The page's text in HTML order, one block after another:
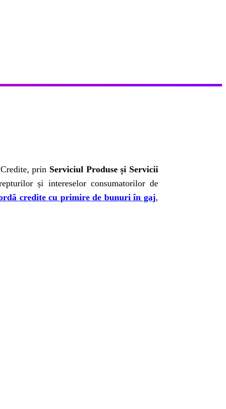
prin Serviciul Produse și Servicii
și intereselor consumatorilor de
credite cu primire de bunuri în gaj,